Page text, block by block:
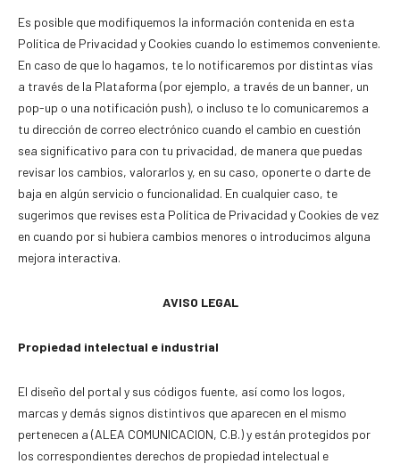
Es posible que modifiquemos la información contenida en esta
Política de Privacidad y Cookies cuando lo estimemos conveniente.
En caso de que lo hagamos, te lo notificaremos por distintas vías
a través de la Plataforma (por ejemplo, a través de un banner, un
pop-up o una notificación push), o incluso te lo comunicaremos a
tu dirección de correo electrónico cuando el cambio en cuestión
sea significativo para con tu privacidad, de manera que puedas
revisar los cambios, valorarlos y, en su caso, oponerte o darte de
baja en algún servicio o funcionalidad. En cualquier caso, te
sugerimos que revises esta Política de Privacidad y Cookies de vez
en cuando por si hubiera cambios menores o introducimos alguna
mejora interactiva.
AVISO LEGAL
Propiedad intelectual e industrial
El diseño del portal y sus códigos fuente, así como los logos,
marcas y demás signos distintivos que aparecen en el mismo
pertenecen a (ALEA COMUNICACION, C.B.) y están protegidos por
los correspondientes derechos de propiedad intelectual e